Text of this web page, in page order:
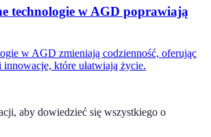
technologie w AGD poprawiają
w AGD zmieniają codzienność, oferując
które ułatwiają życie.
aby dowiedzieć się wszystkiego o